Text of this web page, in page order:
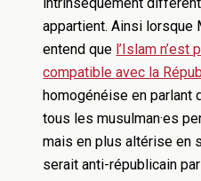
appartient. Ainsi lorsque
entend que l’Islam n’est
compatible avec la
homogénéise en parlant
tous les musulman·es
mais en plus altérise en
serait anti-républicain par